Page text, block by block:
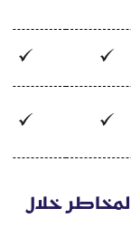
المخاطر خلال